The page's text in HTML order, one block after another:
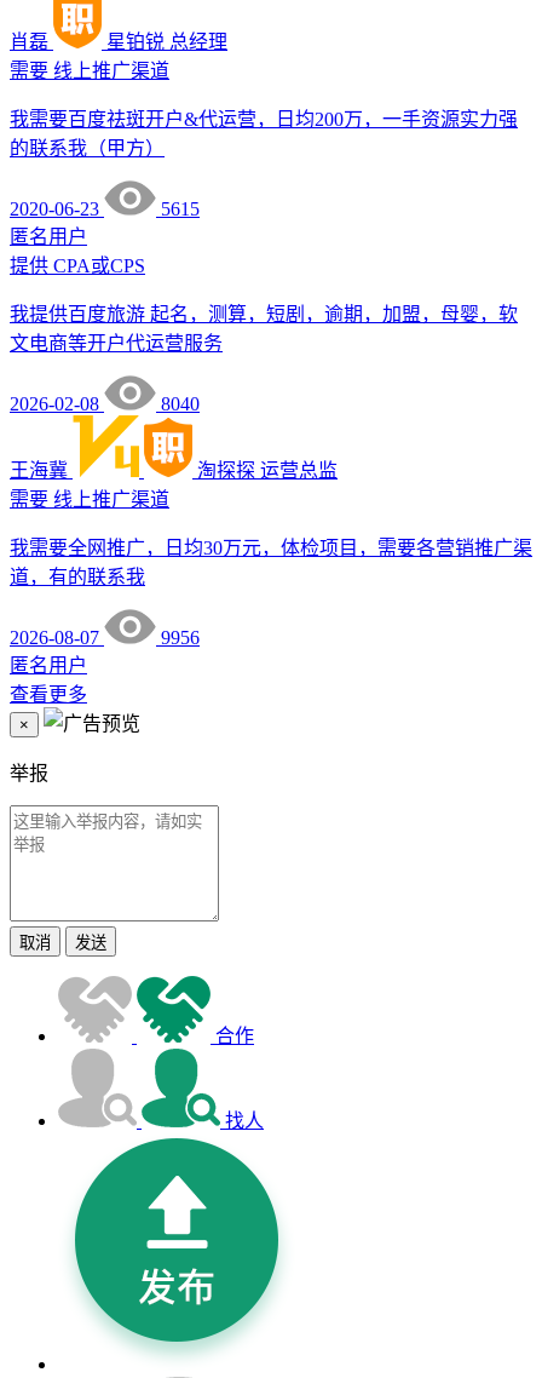
肖磊 星铂锐 总经理
需要 线上推广渠道
我需要百度祛斑开户&代运营，日均200万，一手资源实力强
的联系我（甲方）
2020-06-23
5615
匿名用户
提供 CPA或CPS
我提供百度旅游 起名，测算，短剧，逾期，加盟，母婴，软
文电商等开户代运营服务
2026-02-08 8040
王海冀 淘探探 运营总监
需要 线上推广渠道
我需要全网推广，日均30万元，体检项目，需要各营销推广渠
道，有的联系我
2026-08-07
9956
匿名用户
查看更多
×
举报
取消 发送
合作
找人